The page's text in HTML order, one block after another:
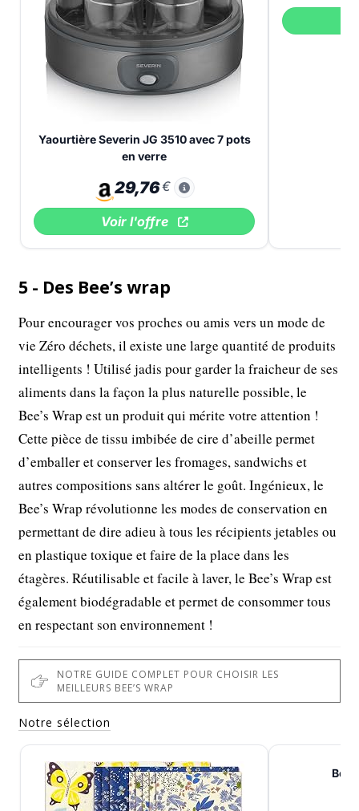
Yaourtière Severin JG 3510 avec 7 pots
en verre
29,76€
Voir l'offre
5 - Des Bee’s wrap
Pour encourager vos proches ou amis vers un mode de
vie Zéro déchets, il existe une large quantité de produits
intelligents ! Utilisé jadis pour garder la fraicheur de ses
aliments dans la façon la plus naturelle possible, le
Bee’s Wrap est un produit qui mérite votre attention !
Cette pièce de tissu imbibée de cire d’abeille permet
d’emballer et conserver les fromages, sandwichs et
autres compositions sans altérer le goût. Ingénieux, le
Bee’s Wrap révolutionne les modes de conservation en
permettant de dire adieu à tous les récipients jetables ou
en plastique toxique et faire de la place dans les
étagères. Réutilisable et facile à laver, le Bee’s Wrap est
également biodégradable et permet de consommer tous
en respectant son environnement !
NOTRE GUIDE COMPLET POUR CHOISIR LES
MEILLEURS BEE’S WRAP
Notre sélection